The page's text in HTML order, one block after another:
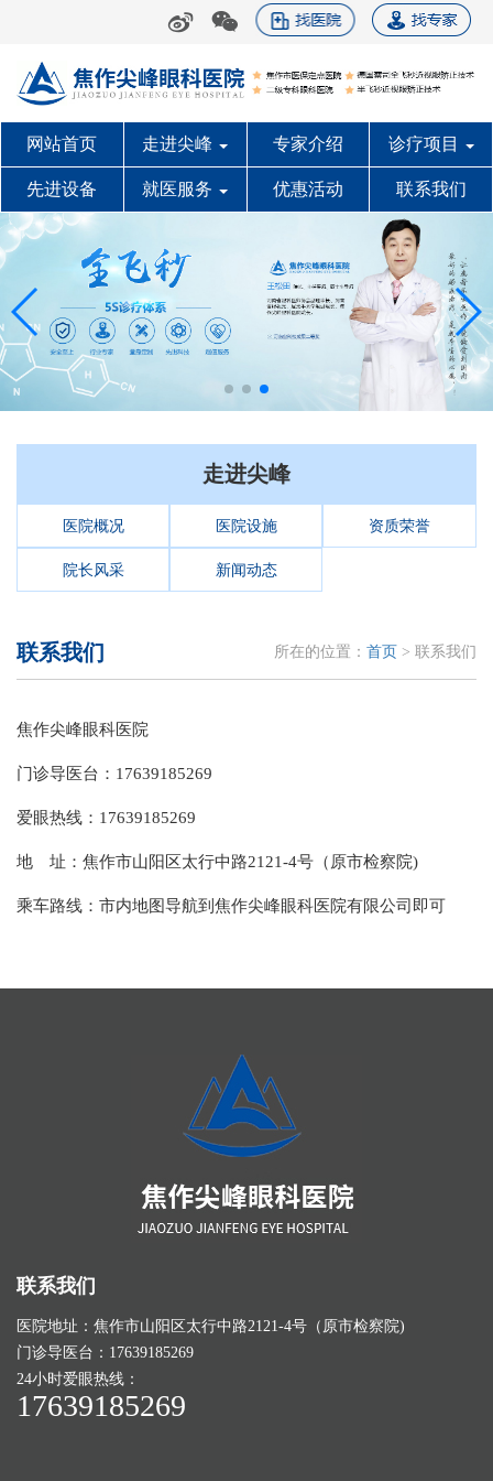
 
网站首页 走进尖峰 专家介绍 诊疗项目
先进设备 就医服务 优惠活动 联系我们
走进尖峰
医院概况 医院设施 资质荣誉
院长风采 新闻动态
联系我们 所在的位置： 首页 > 联系我们
焦作尖峰眼科医院
门诊导医台：17639185269
爱眼热线：17639185269
地 址：焦作市山阳区太行中路2121-4号（原市检察院)
乘车路线：市内地图导航到焦作尖峰眼科医院有限公司即可
联系我们
医院地址：焦作市山阳区太行中路2121-4号（原市检察院)
门诊导医台：17639185269
24小时爱眼热线：
17639185269